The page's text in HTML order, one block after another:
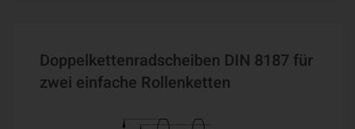
Doppelkettenradscheiben DIN 8187 für
zwei einfache Rollenketten